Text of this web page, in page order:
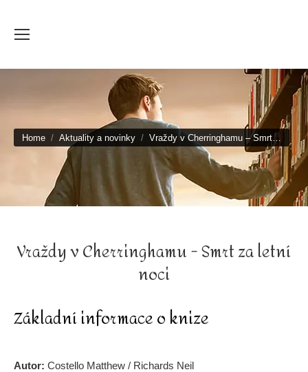
You are here:
Home Aktuality a novinky Vraždy v Cherringhamu – Smrt…
Vraždy v Cherringhamu - Smrt za letní
noci
Základní informace o knize
Autor: Costello Matthew / Richards Neil